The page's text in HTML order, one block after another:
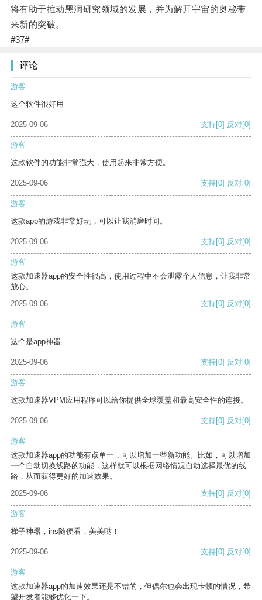
将有助于推动黑洞研究领域的发展，并为解开宇宙的奥秘带
来新的突破。
#37#
评论
游客
这个软件很好用
2025-09-06 支持[0] 反对[0]
游客
这款软件的功能非常强大，使用起来非常方便。
2025-09-06 支持[0] 反对[0]
游客
这款app的游戏非常好玩，可以让我消磨时间。
2025-09-06 支持[0] 反对[0]
游客
这款加速器app的安全性很高，使用过程中不会泄露个人信息，让我非常
放心。
2025-09-06
支持[0] 反对[0]
游客
这个是app神器
2025-09-06 支持[0] 反对[0]
游客
这款加速器VPM应用程序可以给你提供全球覆盖和最高安全性的连接。
2025-09-06 支持[0] 反对[0]
游客
这款加速器app的功能有点单一，可以增加一些新功能。比如，可以增加
一个自动切换线路的功能，这样就可以根据网络情况自动选择最优的线
路，从而获得更好的加速效果。
2025-09-06
支持[0] 反对[0]
游客
梯子神器，ins随便看，美美哒！
2025-09-06 支持[0] 反对[0]
游客
这款加速器app的加速效果还是不错的，但偶尔也会出现卡顿的情况，希
望开发者能够优化一下。